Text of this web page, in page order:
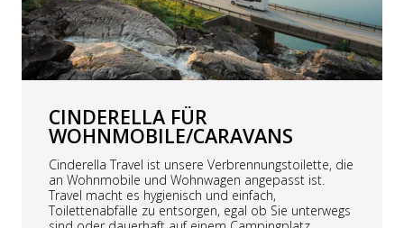
CINDERELLA FÜR
WOHNMOBILE/CARAVANS
Cinderella Travel ist unsere Verbrennungstoilette, die
an Wohnmobile und Wohnwagen angepasst ist.
Travel macht es hygienisch und einfach,
Toilettenabfälle zu entsorgen, egal ob Sie unterwegs